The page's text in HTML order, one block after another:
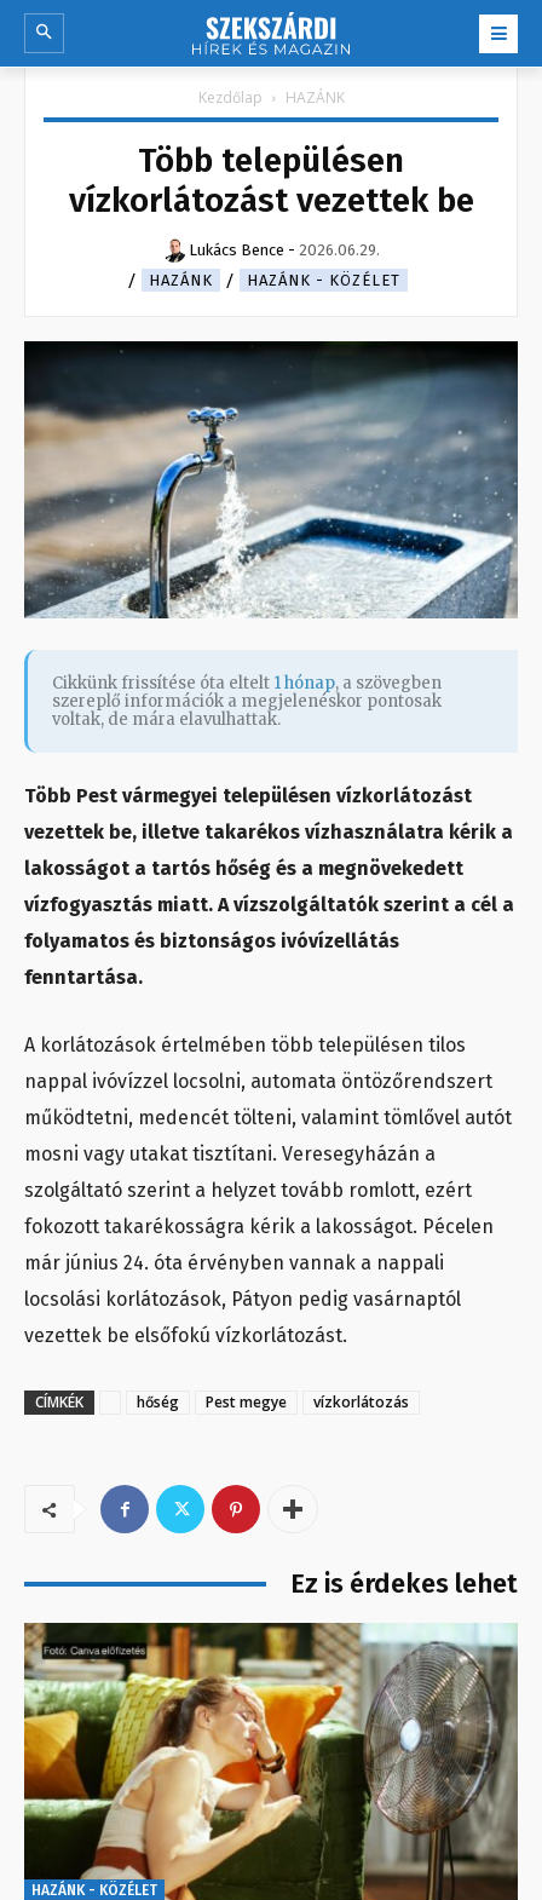
Kezdőlap HAZÁNK
Több településen
vízkorlátozást vezettek be
Lukács Bence - 2026.06.29.
HAZÁNK
HAZÁNK - KÖZÉLET
Cikkünk frissítése óta eltelt 1 hónap, a szövegben
szereplő információk a megjelenéskor pontosak
voltak, de mára elavulhattak.
Több Pest vármegyei településen vízkorlátozást
vezettek be, illetve takarékos vízhasználatra kérik a
lakosságot a tartós hőség és a megnövekedett
vízfogyasztás miatt. A vízszolgáltatók szerint a cél a
folyamatos és biztonságos ivóvízellátás
fenntartása.
A korlátozások értelmében több településen tilos
nappal ivóvízzel locsolni, automata öntözőrendszert
működtetni, medencét tölteni, valamint tömlővel autót
mosni vagy utakat tisztítani. Veresegyházán a
szolgáltató szerint a helyzet tovább romlott, ezért
fokozott takarékosságra kérik a lakosságot. Pécelen
már június 24. óta érvényben vannak a nappali
locsolási korlátozások, Pátyon pedig vasárnaptól
vezettek be elsőfokú vízkorlátozást.
CÍMKÉK hőség Pest megye vízkorlátozás
Ez is érdekes lehet
HAZÁNK - KÖZÉLET